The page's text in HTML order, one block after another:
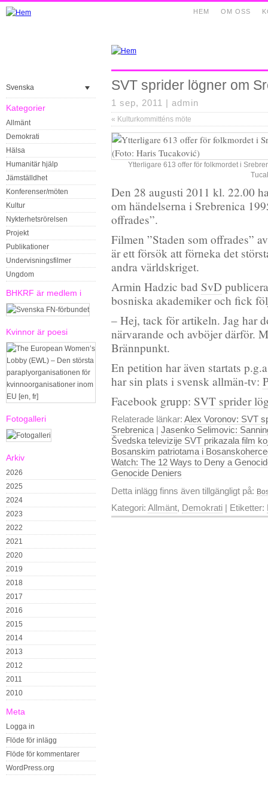
OM OSS
HEM
Svenska
Kategorier
Allmänt
Demokrati
Hälsa
Humanitär hjälp
Jämställdhet
Konferenser/möten
Kultur
Nykterhetsrörelsen
Projekt
Publikationer
Undervisningsfilmer
Ungdom
BHKRF är medlem i
Kvinnor är poesi
Fotogalleri
Arkiv
2026
2025
2024
2023
2022
2021
2020
2019
2018
2017
2016
2015
2014
2013
2012
2011
2010
Meta
Logga in
Flöde för inlägg
Flöde för kommentarer
WordPress.org
SVT sprider lögner om
1 sep, 2011 | admin
« Kulturkommitténs möte
Ytterligare 613 offer för folkmordet i
Den 28 augusti 2011 kl. 22.00
om händelserna i Srebrenica
offrades”.
Filmen ”Staden som offrades”
är ett försök att förneka det
andra världskriget.
Armin Hadzic bad SvD
bosniska akademiker och fick
– Hej, tack för artikeln. Jag har
närvarande och avböjer därför.
Brännpunkt.
En petition har även startats
har sin plats i svensk allmän-tv:
Facebook grupp: SVT sprider
Relaterade länkar: Alex Voronov: SVT
Srebrenica | Jasenko Selimovic:
Švedska televizije SVT prikazala film
Bosanskim patriotama i
Watch: The 12 Ways to Deny a
Genocide Deniers
Detta inlägg finns även tillgängligt på:
Kategori: Allmänt, Demokrati | Etiketter: